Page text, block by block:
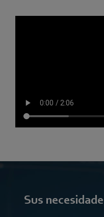
Sus